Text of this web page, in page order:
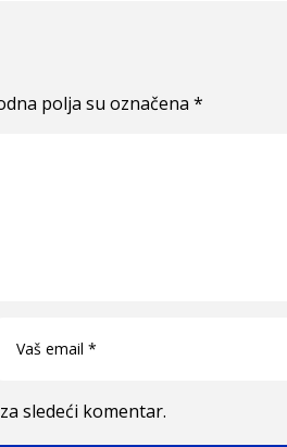
polja su označena *
sledeći komentar.